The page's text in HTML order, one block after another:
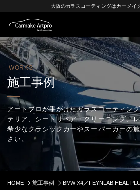
大阪のガラスコーティングはカーメイ
WORKS
施工事例
アートプロが手がけたガラスコーティン
テリア、シートリペア・クリーニング、
希少なクラシックカーやスーパーカーの
さい。
HOME 施工事例 BMW X4／FEYNLAB HEAL